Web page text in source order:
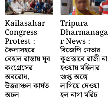
Kailasahar
Congress
Protest :
কৈলাসহরে
বেহাল রাস্তায় যুব
কংগ্রেসের
অবরোধ,
উত্তরাঞ্চল কার্যত
অচল
Tripura
Dharmanaga
r News :
বিজেপি নেতার
কুপ্রস্তাবে রাজী না
হওয়ায় মহিলার
গুপ্ত অঙ্গে
লাগিয়ে দেওয়া
হল নাগা মরিচ